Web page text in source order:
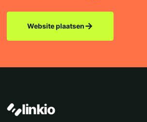
Website plaatsen→
linkio